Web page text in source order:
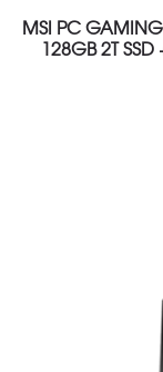
MSI PC
128GB 2T